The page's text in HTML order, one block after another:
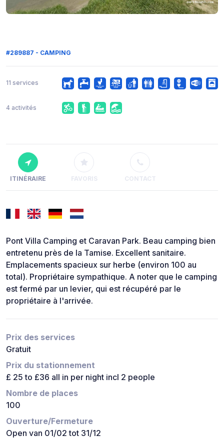
#289887 - CAMPING
11 services
4 activités
ITINÉRAIRE FAVORIS CONTACT
Pont Villa Camping et Caravan Park. Beau camping bien
entretenu près de la Tamise. Excellent sanitaire.
Emplacements spacieux sur herbe (environ 100 au
total). Propriétaire sympathique. A noter que le camping
est fermé par un levier, qui est récupéré par le
propriétaire à l'arrivée.
Prix des services
Gratuit
Prix du stationnement
£ 25 to £36 all in per night incl 2 people
Nombre de places
100
Ouverture/Fermeture
Open van 01/02 tot 31/12